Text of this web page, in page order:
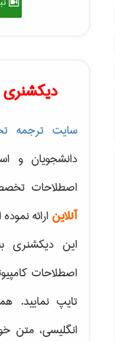
سایت ترجمه
دانشجویان و
اصطلاحات
آنلاین ارائه
این دیکشنری
اصطلاحات
تایپ نمایید.
انگلیسی، متن